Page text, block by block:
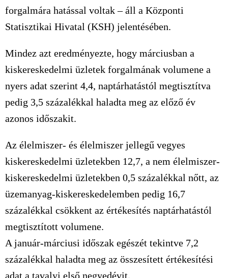
forgalmára hatással voltak – áll a Központi
Statisztikai Hivatal (KSH) jelentésében.
Mindez azt eredményezte, hogy márciusban a
kiskereskedelmi üzletek forgalmának volumene a
nyers adat szerint 4,4, naptárhatástól megtisztítva
pedig 3,5 százalékkal haladta meg az előző év
azonos időszakit.
Az élelmiszer- és élelmiszer jellegű vegyes
kiskereskedelmi üzletekben 12,7, a nem élelmiszer-
kiskereskedelmi üzletekben 0,5 százalékkal nőtt, az
üzemanyag-kiskereskedelemben pedig 16,7
százalékkal csökkent az értékesítés naptárhatástól
megtisztított volumene.
A január-márciusi időszak egészét tekintve 7,2
százalékkal haladta meg az összesített értékesítési
adat a tavalyi első negyedévit.